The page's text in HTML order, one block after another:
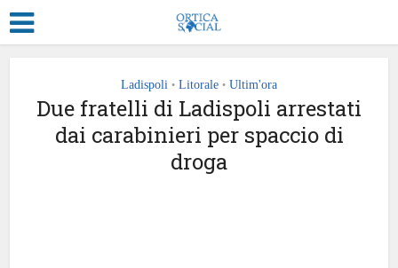
Ladispoli • Litorale • Ultim'ora
Due fratelli di Ladispoli arrestati
dai carabinieri per spaccio di
droga